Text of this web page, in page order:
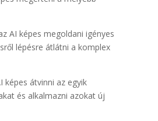
AI képes megoldani igényes
lépésre átlátni a komplex
képes átvinni az egyik
és alkalmazni azokat új